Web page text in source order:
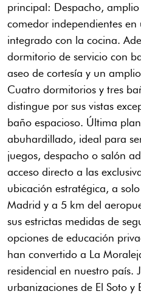
principal: Despacho,
comedor independientes en
integrado con la cocina.
dormitorio de servicio con
aseo de cortesía y un
Cuatro dormitorios y tres
distingue por sus vistas
baño espacioso. Última
abuhardillado, ideal para
juegos, despacho o salón
acceso directo a las
ubicación estratégica, a
Madrid y a 5 km del
sus estrictas medidas de
opciones de educación
han convertido a La
residencial en nuestro país.
urbanizaciones de El Soto y